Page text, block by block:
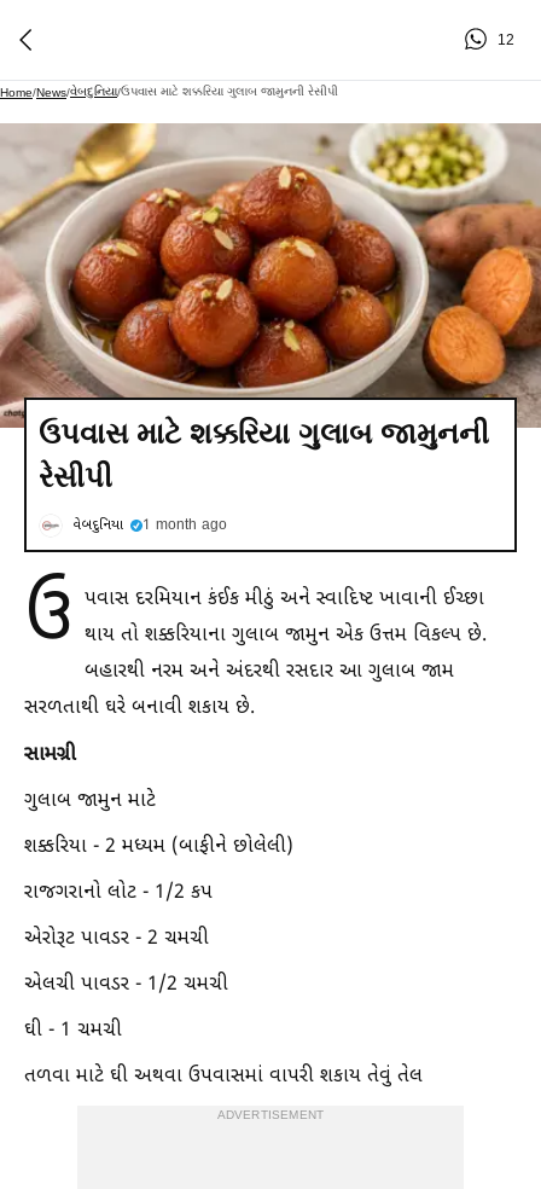
12
Home/News/વેબદુનિયા/ઉપવાસ માટે શક્કરિયા ગુલાબ જામુનની રેસીપી
ઉપવાસ માટે શક્કરિયા ગુલાબ જામુનની
રેસીપી
વેબદુનિયા 1 month ago
ઉ પવાસ દરમિયાન કંઈક મીઠું અને સ્વાદિષ્ટ ખાવાની ઈચ્છા
થાય તો શક્કરિયાના ગુલાબ જામુન એક ઉત્તમ વિકલ્પ છે.
બહારથી નરમ અને અંદરથી રસદાર આ ગુલાબ જામ
સરળતાથી ઘરે બનાવી શકાય છે.
સામગ્રી
ગુલાબ જામુન માટે
શક્કરિયા - 2 મધ્યમ (બાફીને છોલેલી)
રાજગરાનો લોટ - 1/2 કપ
એરોરૂટ પાવડર - 2 ચમચી
એલચી પાવડર - 1/2 ચમચી
ઘી - 1 ચમચી
તળવા માટે ઘી અથવા ઉપવાસમાં વાપરી શકાય તેવું તેલ
ADVERTISEMENT